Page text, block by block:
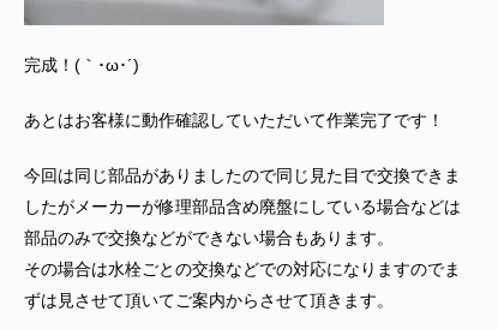
完成！(｀･ω･´)ゞ
あとはお客様に動作確認していただいて作業完了です！
今回は同じ部品がありましたので同じ見た目で交換できま
したがメーカーが修理部品含め廃盤にしている場合などは
部品のみで交換などができない場合もあります。
その場合は水栓ごとの交換などでの対応になりますのでま
ずは見させて頂いてご案内からさせて頂きます。